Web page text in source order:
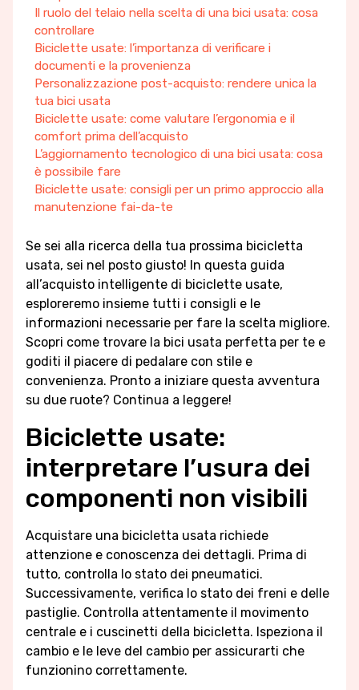
Il ruolo del telaio nella scelta di una bici usata: cosa
controllare
Biciclette usate: l’importanza di verificare i
documenti e la provenienza
Personalizzazione post-acquisto: rendere unica la
tua bici usata
Biciclette usate: come valutare l’ergonomia e il
comfort prima dell’acquisto
L’aggiornamento tecnologico di una bici usata: cosa
è possibile fare
Biciclette usate: consigli per un primo approccio alla
manutenzione fai-da-te
Se sei alla ricerca della tua prossima bicicletta
usata, sei nel posto giusto! In questa guida
all’acquisto intelligente di biciclette usate,
esploreremo insieme tutti i consigli e le
informazioni necessarie per fare la scelta migliore.
Scopri come trovare la bici usata perfetta per te e
goditi il piacere di pedalare con stile e
convenienza. Pronto a iniziare questa avventura
su due ruote? Continua a leggere!
Biciclette usate:
interpretare l’usura dei
componenti non visibili
Acquistare una bicicletta usata richiede
attenzione e conoscenza dei dettagli. Prima di
tutto, controlla lo stato dei pneumatici.
Successivamente, verifica lo stato dei freni e delle
pastiglie. Controlla attentamente il movimento
centrale e i cuscinetti della bicicletta. Ispeziona il
cambio e le leve del cambio per assicurarti che
funzionino correttamente.